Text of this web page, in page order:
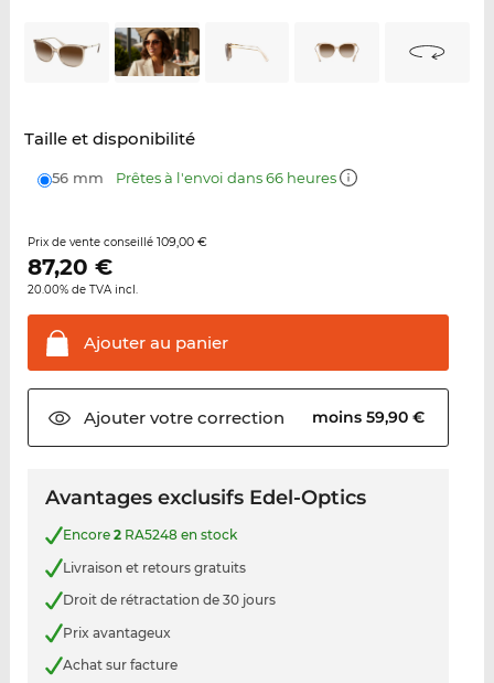
Taille et disponibilité
56 mm Prêtes à l'envoi dans 66 heures
Prix de vente conseillé 109,00 €
87,20 €
20.00% de TVA incl.
Ajouter au panier
Ajouter votrecorrection moins 59,90 €
Avantages exclusifs Edel-Optics
Encore 2RA5248 en stock
Livraison et retours gratuits
Droit de rétractation de 30 jours
Prix avantageux
Achat sur facture